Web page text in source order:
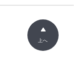
上へ